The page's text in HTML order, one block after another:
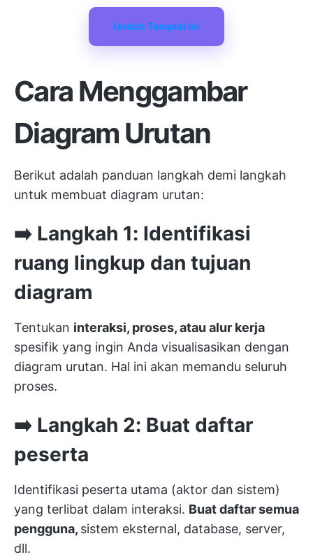
Unduh Templat Ini
Cara Menggambar
Diagram Urutan
Berikut adalah panduan langkah demi langkah
untuk membuat diagram urutan:
➡️ Langkah 1: Identifikasi
ruang lingkup dan tujuan
diagram
Tentukan interaksi, proses, atau alur kerja
spesifik yang ingin Anda visualisasikan dengan
diagram urutan. Hal ini akan memandu seluruh
proses.
➡️ Langkah 2: Buat daftar
peserta
Identifikasi peserta utama (aktor dan sistem)
yang terlibat dalam interaksi. Buat daftar semua
pengguna, sistem eksternal, database, server,
dll.